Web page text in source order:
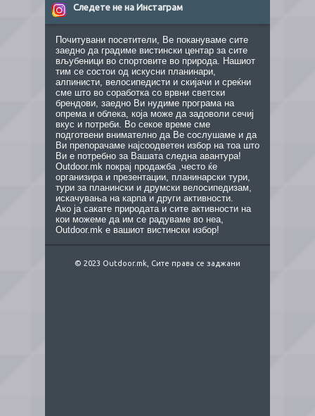
Следете не на Инстаграм
Почитувани посетители, Ве покануваме сите
заедно да градиме вистински центар за сите
вљубеници во спортовите во природа. Нашиот
тим се состои од искусни планинари,
алпинисти, велосипедисти и скијачи и среќни
сме што во соработка со врвни светски
брендови, заедно Ви нудиме програма на
опрема и облека, која може да задоволи сечиј
вкус и потреби. Во секое време сме
подготвени внимателно да Ве сослушаме и да
Ви препорачаме најсоодветен избор на тоа што
Ви е потребно за Вашата следна авантура!
Outdoor.mk покрај продажба ,често ќе
организира и презентации, планинарски тури,
тури за планински и друмски велосипедизам,
искачувања на карпа и други активности.
Ако ја сакате природата и сите активности на
кои можеме да им се радуваме во неа,
Outdoor.mk е вашиот вистински избор!
© 2023 Outdoor.mk, Сите права се заджани